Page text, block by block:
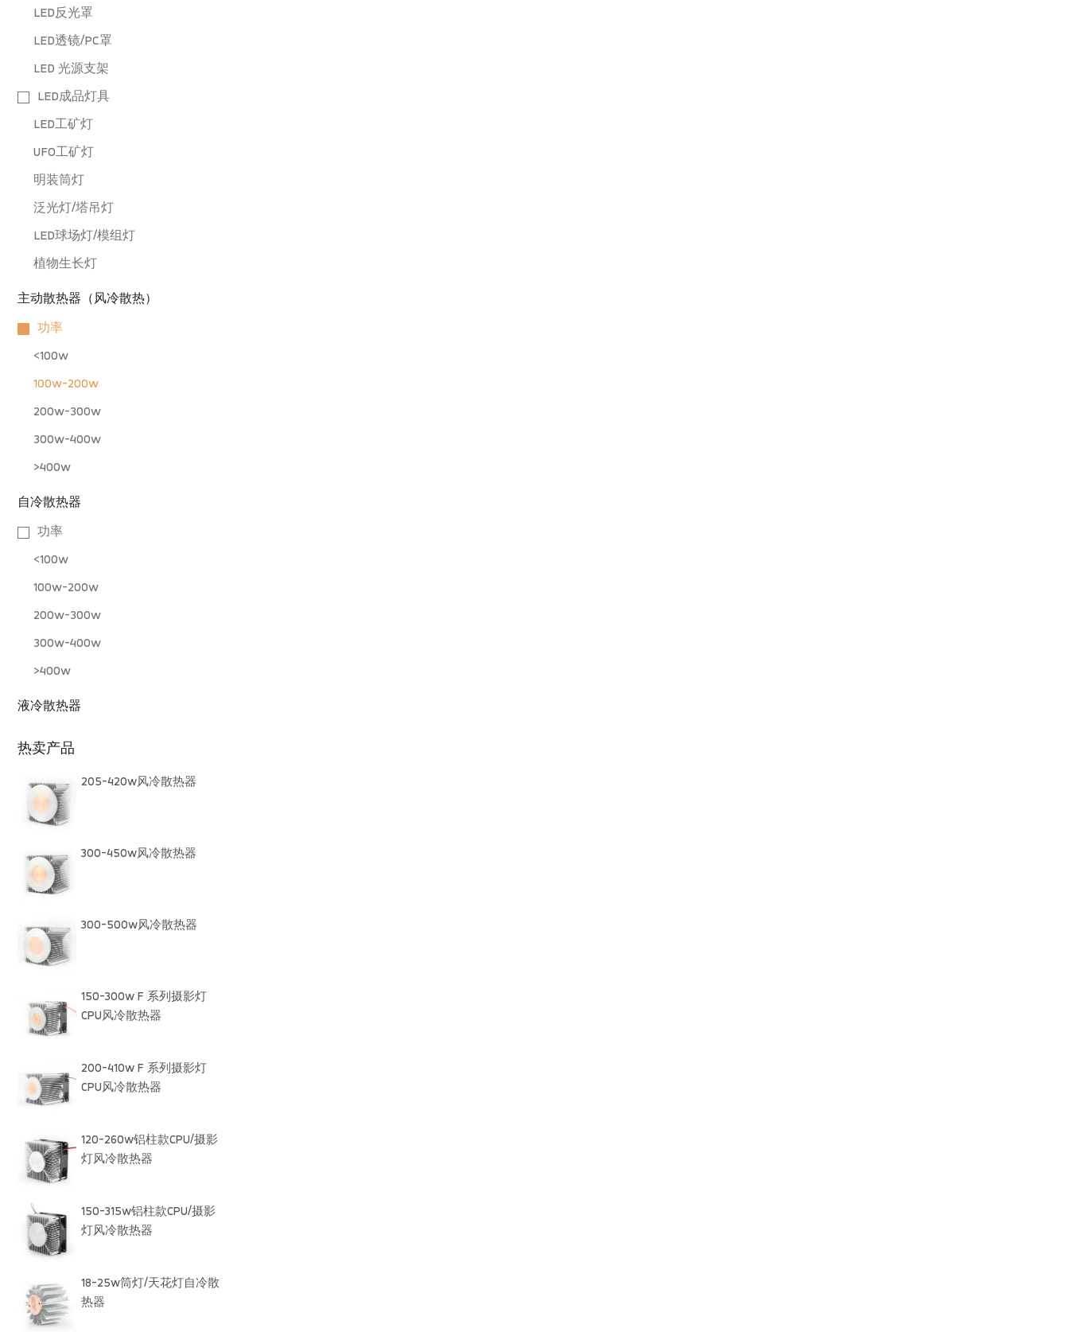
LED反光罩
LED透镜/PC罩
LED 光源支架
LED成品灯具
LED工矿灯
UFO工矿灯
明装筒灯
泛光灯/塔吊灯
LED球场灯/模组灯
植物生长灯
主动散热器（风冷散热）
功率
<100w
100w-200w
200w-300w
300w-400w
>400w
自冷散热器
功率
<100w
100w-200w
200w-300w
300w-400w
>400w
液冷散热器
热卖产品
205-420w风冷散热器
300-450w风冷散热器
300-500w风冷散热器
150-300w F 系列摄影灯
CPU风冷散热器
200-410w F 系列摄影灯
CPU风冷散热器
120-260w铝柱款CPU/摄影
灯风冷散热器
150-315w铝柱款CPU/摄影
灯风冷散热器
18-25w筒灯/天花灯自冷散
热器